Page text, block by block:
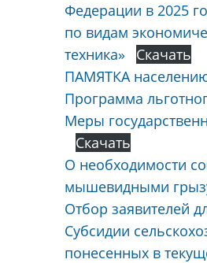
Федерации в 2025
по видам
техника»
Скачать
ПАМЯТКА
Программа
Меры
Скачать
О необходимости
мышевидными
Отбор заявителей
Субсидии
понесенных в